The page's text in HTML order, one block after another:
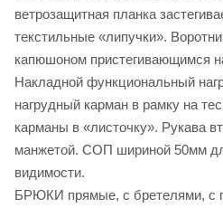
ветрозащитная планка
текстильные «липучки».
капюшоном пристегивающимся
Накладной функциональный
нагрудный карман в рамку на
карманы в «листочку». Рукава
манжетой. СОП шириной 50мм
видимости.
БРЮКИ прямые, с бретелями, с